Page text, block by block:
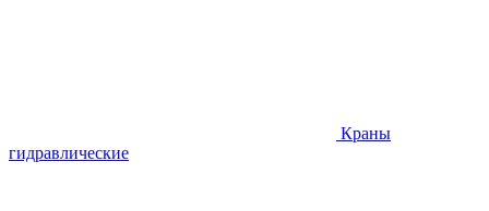
Краны
гидравлические